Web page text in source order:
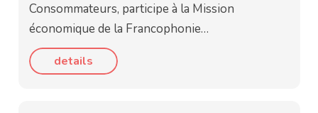
Consommateurs, participe à la Mission
économique de la Francophonie…
details